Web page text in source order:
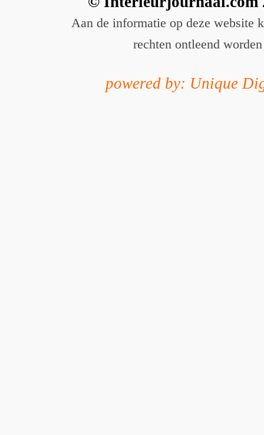
Aan de informatie op deze website
rechten ontleend worden
powered by: Unique